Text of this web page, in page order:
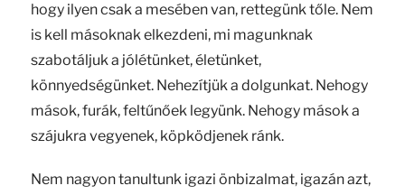
hogy ilyen csak a mesében van, rettegünk tőle. Nem
is kell másoknak elkezdeni, mi magunknak
szabotáljuk a jólétünket, életünket,
könnyedségünket. Nehezítjük a dolgunkat. Nehogy
mások, furák, feltűnőek legyünk. Nehogy mások a
szájukra vegyenek, köpködjenek ránk.
Nem nagyon tanultunk igazi önbizalmat, igazán azt,